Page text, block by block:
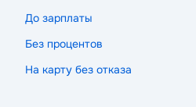
До зарплаты
Без процентов
На карту без отказа